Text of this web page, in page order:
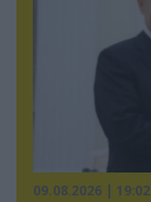
09.08.2026 | 19:02